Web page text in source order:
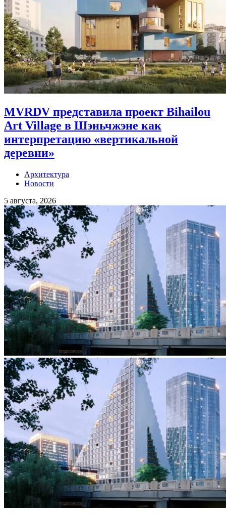
MVRDV представила проект Bihailou
Art Village в Шэньчжэне как
интерпретацию «вертикальной
деревни»
Архитектура
Новости
5 августа, 2026